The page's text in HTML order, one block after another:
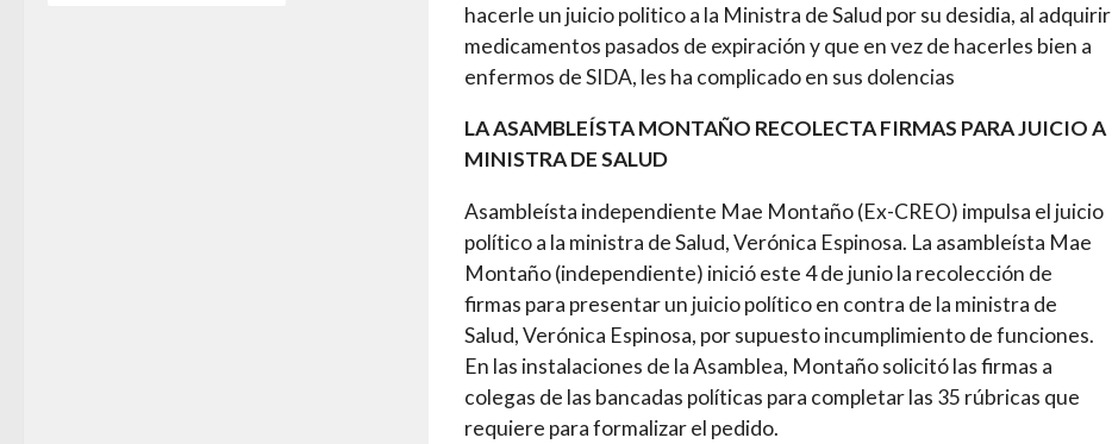
hacerle un juicio politico a la Ministra de Salud por su desidia, al adquirir
medicamentos pasados de expiración y que en vez de hacerles bien a
enfermos de SIDA, les ha complicado en sus dolencias
LA ASAMBLEÍSTA MONTAÑO RECOLECTA FIRMAS PARA JUICIO A
MINISTRA DE SALUD
Asambleísta independiente Mae Montaño (Ex-CREO) impulsa el juicio
político a la ministra de Salud, Verónica Espinosa. La asambleísta Mae
Montaño (independiente) inició este 4 de junio la recolección de
firmas para presentar un juicio político en contra de la ministra de
Salud, Verónica Espinosa, por supuesto incumplimiento de funciones.
En las instalaciones de la Asamblea, Montaño solicitó las firmas a
colegas de las bancadas políticas para completar las 35 rúbricas que
requiere para formalizar el pedido.